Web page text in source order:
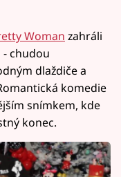
Woman zahráli
chudou
dlaždiče a
komedie
snímkem, kde
konec.